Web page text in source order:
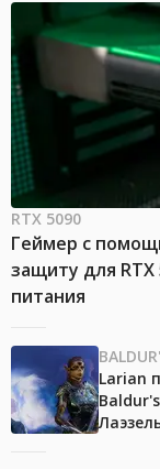
RTX 5090
Геймер с
защиту для
питания
Larian